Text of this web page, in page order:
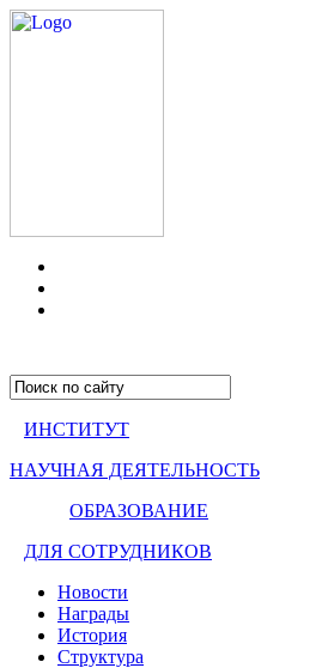
ИНСТИТУТ
НАУЧНАЯ ДЕЯТЕЛЬНОСТЬ
ОБРАЗОВАНИЕ
ДЛЯ СОТРУДНИКОВ
Новости
Награды
История
Структура